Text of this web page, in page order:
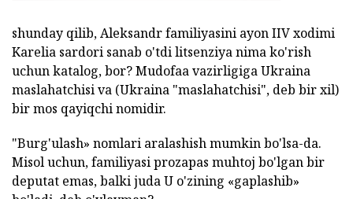
shunday qilib, Aleksandr familiyasini ayon IIV xodimi
Karelia sardori sanab o'tdi litsenziya nima ko'rish
uchun katalog, bor? Mudofaa vazirligiga Ukraina
maslahatchisi va (Ukraina "maslahatchisi", deb bir xil)
bir mos qayiqchi nomidir.
"Burg'ulash» nomlari aralashish mumkin bo'lsa-da.
Misol uchun, familiyasi prozapas muhtoj bo'lgan bir
deputat emas, balki juda U o'zining «gaplashib»